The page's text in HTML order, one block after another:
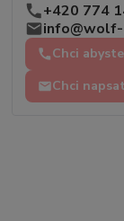
+420 774
info@wolf-
Chci
Chci